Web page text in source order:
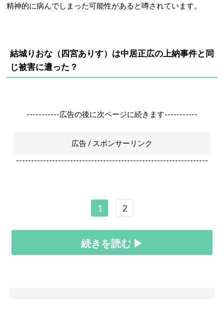
精神的に病んでしまった可能性があると噂されています。
結城りおな（四宮ありす）は中居正広の上納事件と同
じ被害に遭った？
-----------広告の後に次ページに続きます-----------
広告 / スポンサーリンク
----------------------------------------------------------------
1 2
続きを読む ▶